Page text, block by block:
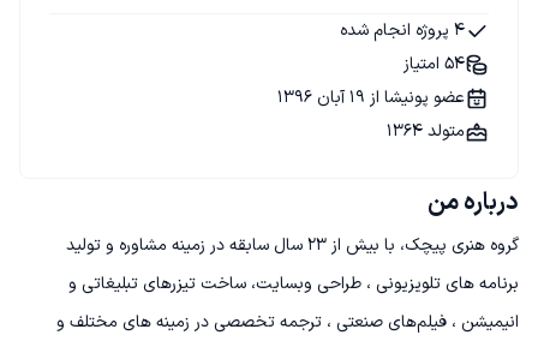
درباره من
گروه هنری پیچک، با بیش از 23 سال سابقه در زمینه مشاوره و تولید
برنامه های تلویزیونی ، طراحی وبسایت، ساخت تیزرهای تبلیغاتی و
انیمیشن ، فیلم‌های صنعتی ، ترجمه تخصصی در زمینه های مختلف و
4 پروژه انجام شده
54 امتیاز
عضو پونیشا از 19 آبان 1396
متولد 1364